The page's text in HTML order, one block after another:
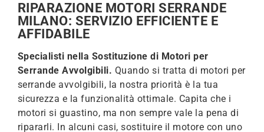
RIPARAZIONE MOTORI SERRANDE
MILANO: SERVIZIO EFFICIENTE E
AFFIDABILE
Specialisti nella Sostituzione di Motori per
Serrande Avvolgibili. Quando si tratta di motori per
serrande avvolgibili, la nostra priorità è la tua
sicurezza e la funzionalità ottimale. Capita che i
motori si guastino, ma non sempre vale la pena di
ripararli. In alcuni casi, sostituire il motore con uno